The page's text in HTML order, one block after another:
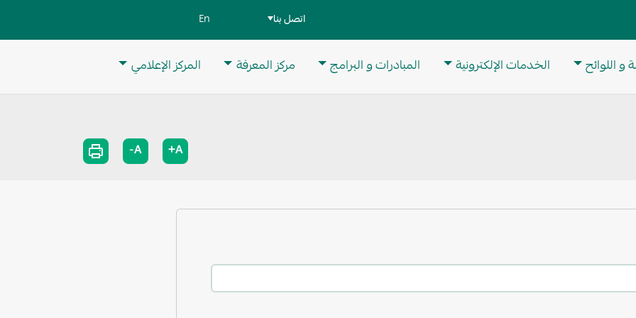
اتصل بنا En
و اللوائح الخدمات الإلكترونية المبادرات و البرامج مركز المعرفة المركز الإعلامي
A+
A-